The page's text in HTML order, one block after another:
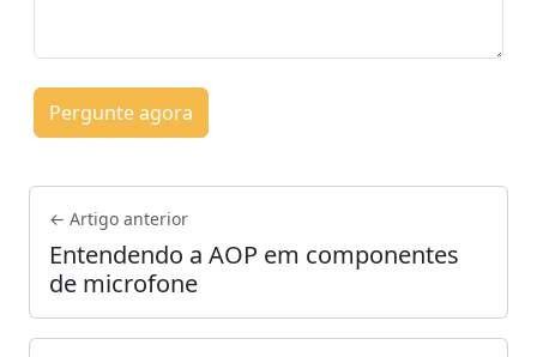
Pergunte agora
← Artigo anterior
Entendendo a AOP em componentes
de microfone